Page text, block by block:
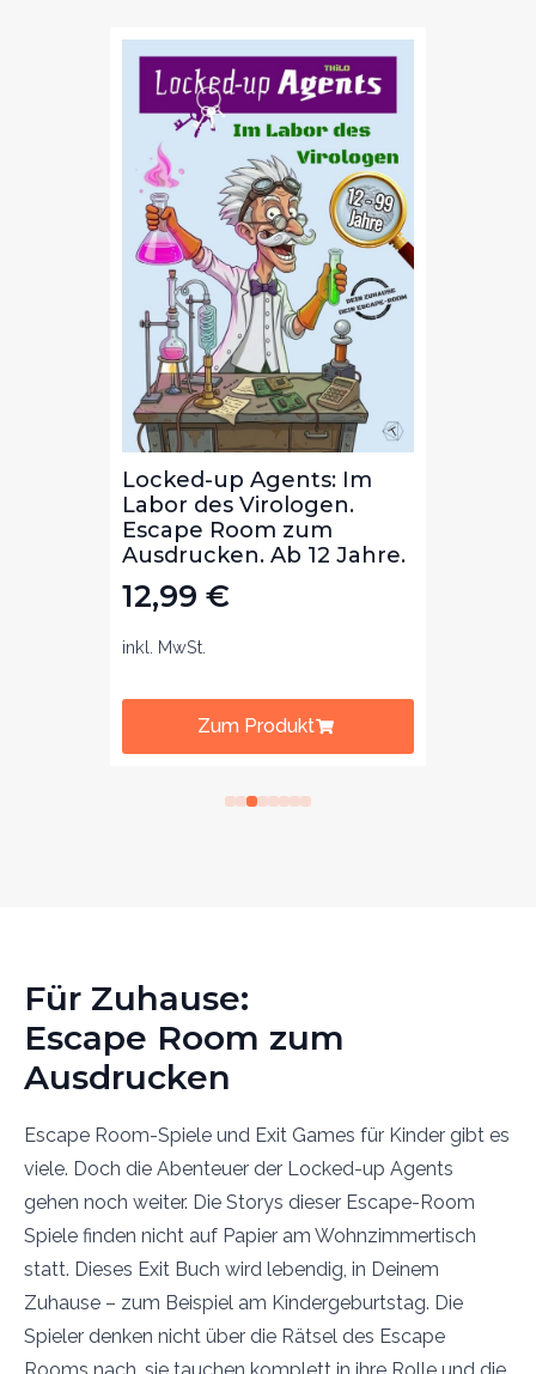
Locked-up Agents: Im
Labor des Virologen.
Escape Room zum
Ausdrucken. Ab 12 Jahre.
12,99 €
inkl. MwSt.
Zum Produkt
Für Zuhause:
Escape Room zum
Ausdrucken
Escape Room-Spiele und Exit Games für Kinder gibt es
viele. Doch die Abenteuer der Locked-up Agents
gehen noch weiter. Die Storys dieser Escape-Room
Spiele finden nicht auf Papier am Wohnzimmertisch
statt. Dieses Exit Buch wird lebendig, in Deinem
Zuhause – zum Beispiel am Kindergeburtstag. Die
Spieler denken nicht über die Rätsel des Escape